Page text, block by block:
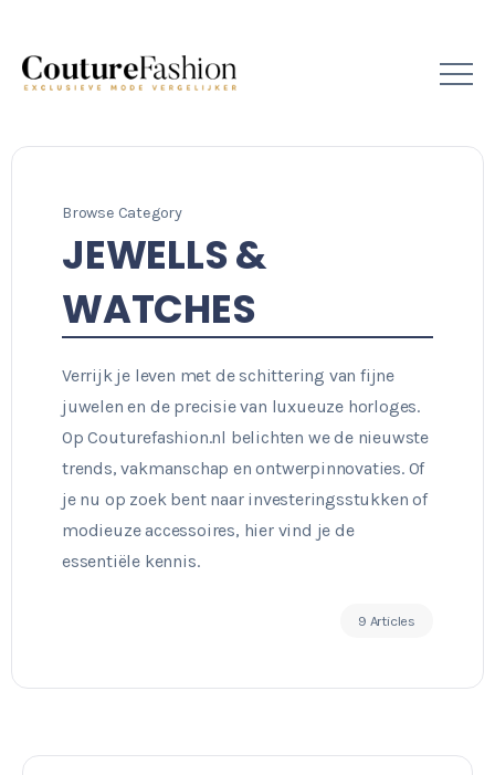
Browse Category
JEWELLS &
WATCHES
Verrijk je leven met de schittering van fijne
juwelen en de precisie van luxueuze horloges.
Op Couturefashion.nl belichten we de nieuwste
trends, vakmanschap en ontwerpinnovaties. Of
je nu op zoek bent naar investeringsstukken of
modieuze accessoires, hier vind je de
essentiële kennis.
9 Articles